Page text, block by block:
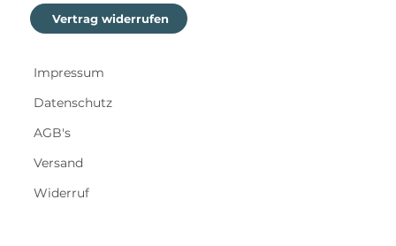
Vertrag widerrufen
Impressum
Datenschutz
AGB's
Versand
Widerruf